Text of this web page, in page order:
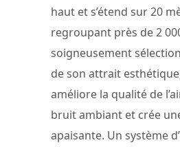
haut et s’étend sur 20
regroupant près de 2
soigneusement
de son attrait
améliore la qualité de
bruit ambiant et crée
apaisante. Un système